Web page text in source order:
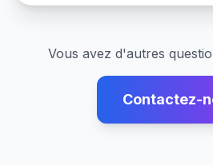
Vous avez d'autres
Contactez-